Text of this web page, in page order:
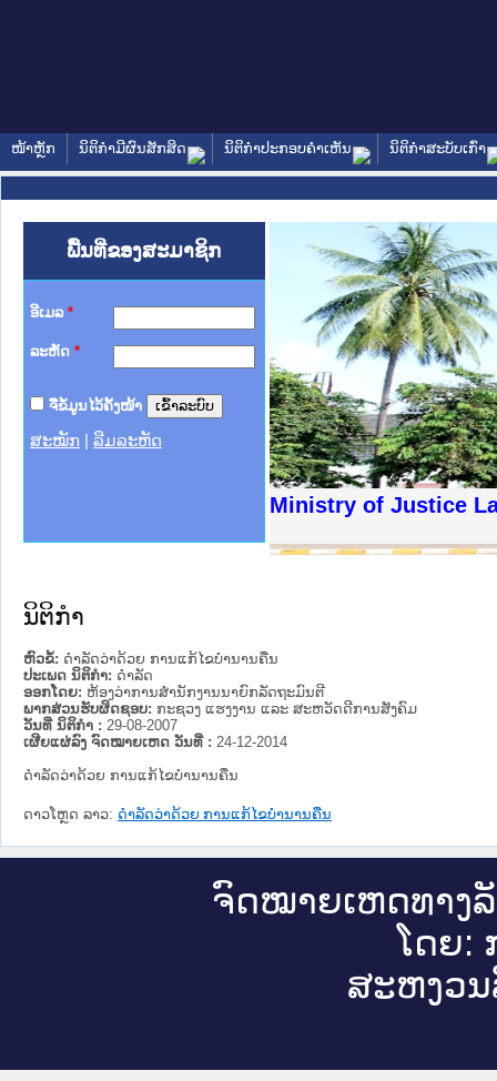
ໜ້າຫຼັກ ນິຕິກໍາມີຜົນສັກສິດ ນິຕິກໍາປະກອບຄໍາເຫັນ ນິຕິກໍາສະບັບເກົ່າ
ພື້ນທີ່ຂອງສະມາຊິກ
ອີເມລ *
ລະຫັດ *
ຈື່ຂໍ້ມູນໄວ້ຄັ້ງໜ້າ
ສະໝັກ ລືມລະຫັດ
Ministry of Justice
າຊົນ ພາກເໜືອ
ການ
ກາງ
ໃຕ້
ຕຳຫຼວດປະຊາຊົນ
ສັນຕິບານປະຊາຊົນ
ກເໜືອ
າຊົນ ພາກກາງ
ນິຕິກໍາ
ຫົວຂໍ້: ດໍາລັດວ່າດ້ວຍ ການແກ້ໄຂບໍານານຄືນ
ປະເພດ ນິຕິກໍາ: ດໍາລັດ
ອອກໂດຍ: ຫ້ອງວ່າການສຳນັກງານນາຍົກລັດຖະມົນຕີ
ພາກສ່ວນຮັບຜິດຊອບ: ກະຊວງ ແຮງງານ ແລະ ສະຫວັດດີການສັງຄົມ
ວັນທີ່ ນິຕິກໍາ : 29-08-2007
ເຜີຍແຜ່ລົງ ຈົດໝາຍເຫດ ວັນທີ່ : 24-12-2014
ດໍາລັດວ່າດ້ວຍ ການແກ້ໄຂບໍານານຄືນ
ດາວໂຫຼດ ລາວ: ດໍາລັດວ່າດ້ວຍ ການແກ້ໄຂບໍານານຄືນ
ຈົດ​ໝາຍ​ເຫດ​ທາງ​
ໂດຍ:
ສະ​ຫງວນ​